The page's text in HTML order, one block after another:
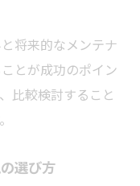
将来的なメンテナ
とが成功のポイン
比較検討すること
選び方